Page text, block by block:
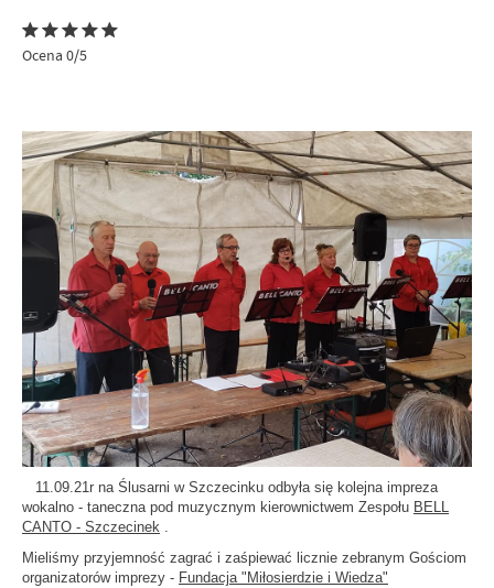
Ocena 0/5
11.09.21r na Ślusarni w Szczecinku odbyła się kolejna impreza
wokalno - taneczna pod muzycznym kierownictwem Zespołu BELL
CANTO - Szczecinek .
Mieliśmy przyjemność zagrać i zaśpiewać licznie zebranym Gościom
organizatorów imprezy - Fundacja "Miłosierdzie i Wiedza"